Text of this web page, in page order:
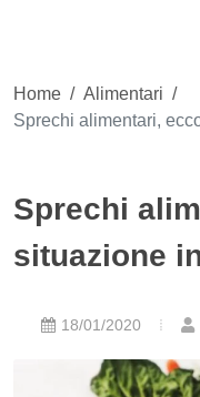
Home / Alimentari /
Sprechi alimentari,
Sprechi
situazione
18/01/2020